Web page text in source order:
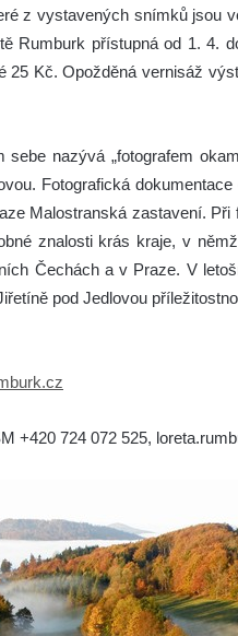
z vystavených snímků jsou
Rumburk přístupná od 1. 4.
Kč. Opožděná vernisáž
nazývá „fotografem
Fotografická
Malostranská zastavení. Při
znalosti krás kraje, v
Čechách a v Praze. V
pod Jedlovou
+420 724 072 525,